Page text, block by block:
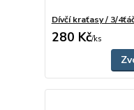
Dívčí kraťasy / 3/
280 Kč/ks